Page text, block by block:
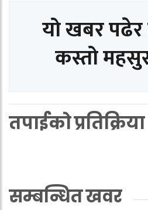
यो खबर पढेर
कस्तो
तपाईको प्रतिक्रिया
सम्बन्धित खवर